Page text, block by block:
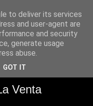
Venta
to deliver its services
and user-agent are
and security
generate usage
abuse.
GOT IT